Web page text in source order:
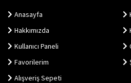
Anasayfa
Hakkımızda
Kullanıcı Paneli
Favorilerim
Alışveriş Sepeti